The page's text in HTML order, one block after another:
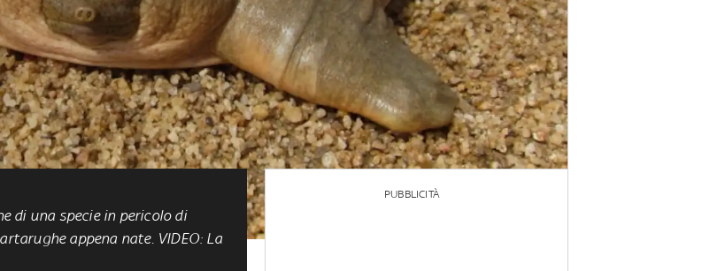
di una specie in pericolo di
appena nate. VIDEO: La
PUBBLICITÀ